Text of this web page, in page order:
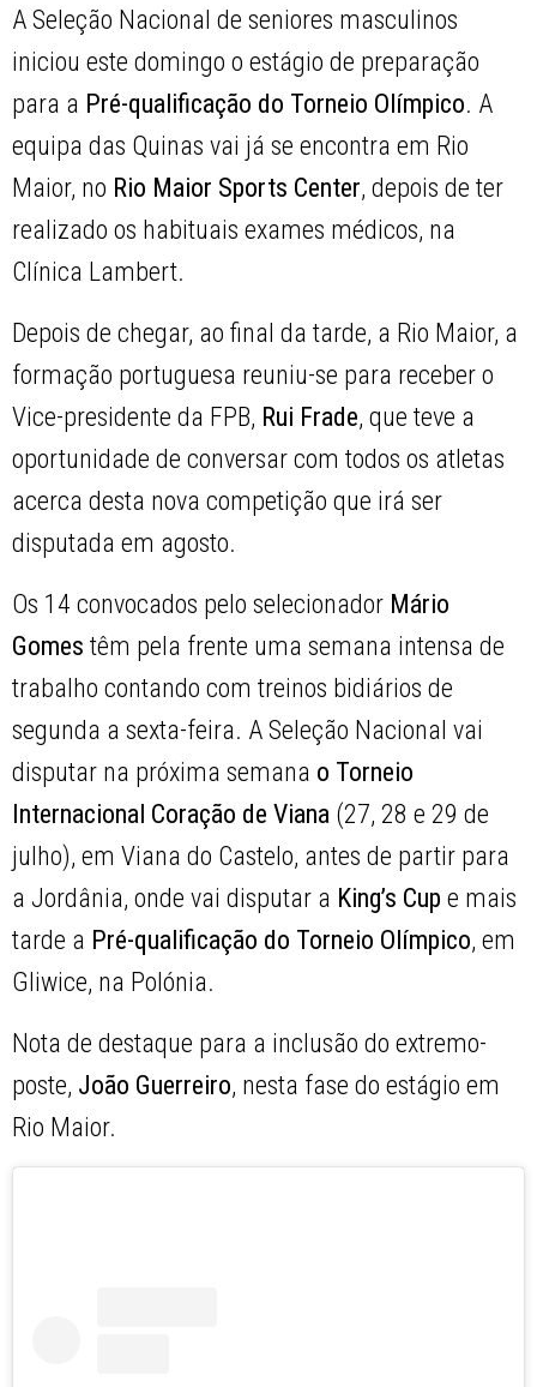
A Seleção Nacional de seniores masculinos
iniciou este domingo o estágio de preparação
para a Pré-qualificação do Torneio Olímpico. A
equipa das Quinas vai já se encontra em Rio
Maior, no Rio Maior Sports Center, depois de ter
realizado os habituais exames médicos, na
Clínica Lambert.
Depois de chegar, ao final da tarde, a Rio Maior, a
formação portuguesa reuniu-se para receber o
Vice-presidente da FPB, Rui Frade, que teve a
oportunidade de conversar com todos os atletas
acerca desta nova competição que irá ser
disputada em agosto.
Os 14 convocados pelo selecionador Mário
Gomes têm pela frente uma semana intensa de
trabalho contando com treinos bidiários de
segunda a sexta-feira. A Seleção Nacional vai
disputar na próxima semana o Torneio
Internacional Coração de Viana (27, 28 e 29 de
julho), em Viana do Castelo, antes de partir para
a Jordânia, onde vai disputar a King’s Cupe mais
tarde a Pré-qualificação do Torneio Olímpico, em
Gliwice, na Polónia.
Nota de destaque para a inclusão do extremo-
poste, João Guerreiro, nesta fase do estágio em
Rio Maior.